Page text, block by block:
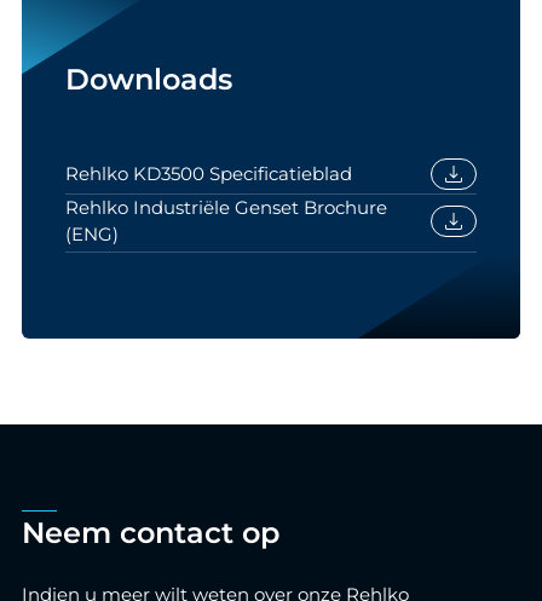
Downloads
Rehlko KD3500 Specificatieblad download
Rehlko Industriële Genset Brochure
(ENG)
download
Neem contact op
Indien u meer wilt weten over onze Rehlko